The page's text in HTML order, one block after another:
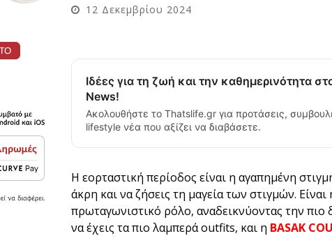
12 Δεκεμβρίου 2024
Ιδέες για τη ζωή και την καθημερινότητα
News!
Ακολουθήστε το Thatslife.gr για προτάσεις,
lifestyle νέα που αξίζει να διαβάσετε.
Η εορταστική περίοδος είναι η αγαπημένη
άκρη και να ζήσεις τη μαγεία των στιγμών.
πρωταγωνιστικό ρόλο, αναδεικνύοντας την
να έχεις τα πιο λαμπερά outfits, και η BASAK